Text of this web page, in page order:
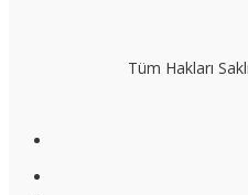
Tüm Hakları